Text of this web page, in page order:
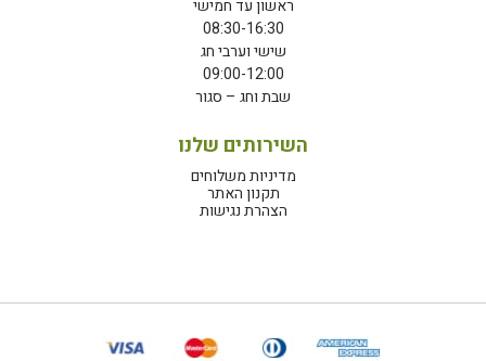
ראשון עד חמישי
08:30-16:30
שישי וערבי חג
09:00-12:00
שבת וחג – סגור
השירותים שלנו
מדיניות משלוחים
תקנון האתר
הצהרת נגישות